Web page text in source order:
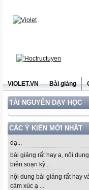
ViOLET.VN Bài giảng
TÀI NGUYÊN DẠY HỌC
CÁC Ý KIẾN MỚI NHẤT
dạ...
bài giảng rất hay ạ, nội dung
biên soạn kỳ...
nội dung bài giảng rất hay
cảm xúc ạ ...